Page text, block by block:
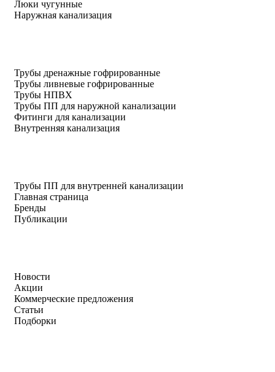
Люки чугунные
Наружная канализация
Трубы дренажные гофрированные
Трубы ливневые гофрированные
Трубы НПВХ
Трубы ПП для наружной канализации
Фитинги для канализации
Внутренняя канализация
Трубы ПП для внутренней канализации
Главная страница
Бренды
Публикации
Новости
Акции
Коммерческие предложения
Статьи
Подборки